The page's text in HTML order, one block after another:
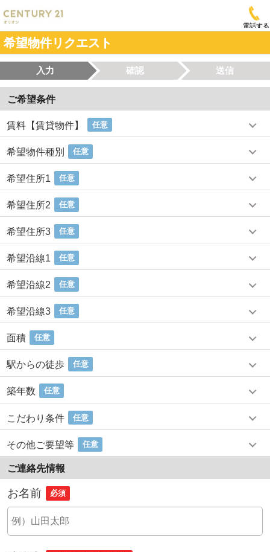
電話する
希望物件リクエスト
入力 確認 送信
ご希望条件
賃料【賃貸物件】 任意
希望物件種別 任意
希望住所1 任意
希望住所2 任意
希望住所3 任意
希望沿線1 任意
希望沿線2 任意
希望沿線3 任意
面積 任意
駅からの徒歩 任意
築年数 任意
こだわり条件 任意
その他ご要望等 任意
ご連絡先情報
お名前 必須